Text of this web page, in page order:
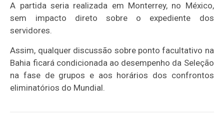
A partida seria realizada em Monterrey, no México,
sem impacto direto sobre o expediente dos
servidores.
Assim, qualquer discussão sobre ponto facultativo na
Bahia ficará condicionada ao desempenho da Seleção
na fase de grupos e aos horários dos confrontos
eliminatórios do Mundial.